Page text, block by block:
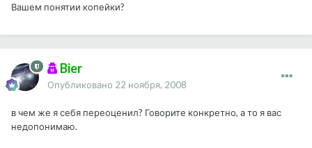
Вашем понятии копейки?
Bier
Опубликовано 22 ноября, 2008
в чем же я себя переоценил? Говорите конкретно, а то я вас
недопонимаю.